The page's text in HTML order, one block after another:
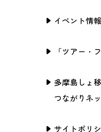
イベント情報
「ツアー・
多摩島しょ
つながりネ
サイトポリ